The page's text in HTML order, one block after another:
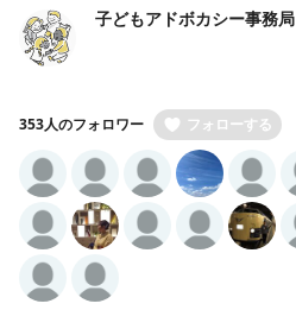
子どもアドボカシー事務局
353人のフォロワー フォローする